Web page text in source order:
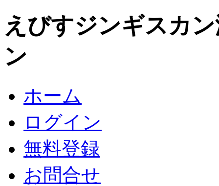
えびすジンギスカ
ン
ホーム
ログイン
無料登録
お問合せ